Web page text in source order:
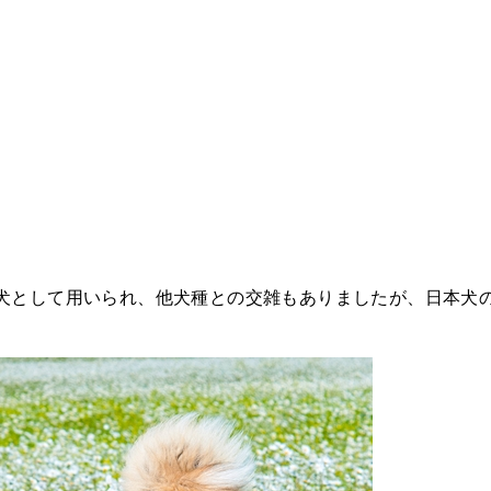
して用いられ、他犬種との交雑もありましたが、日本犬